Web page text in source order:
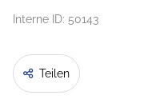
Interne ID: 50143
Teilen